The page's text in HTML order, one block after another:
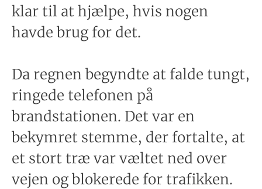
klar til at hjælpe, hvis nogen
havde brug for det.
Da regnen begyndte at falde tungt,
ringede telefonen på
brandstationen. Det var en
bekymret stemme, der fortalte, at
et stort træ var væltet ned over
vejen og blokerede for trafikken.